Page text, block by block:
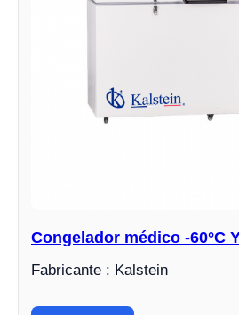
Congelador médico -60°C
Fabricante : Kalstein